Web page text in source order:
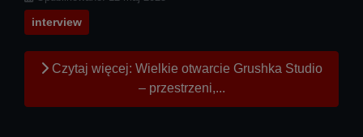
interview
Czytaj więcej: Wielkie otwarcie Grushka Studio
– przestrzeni,...